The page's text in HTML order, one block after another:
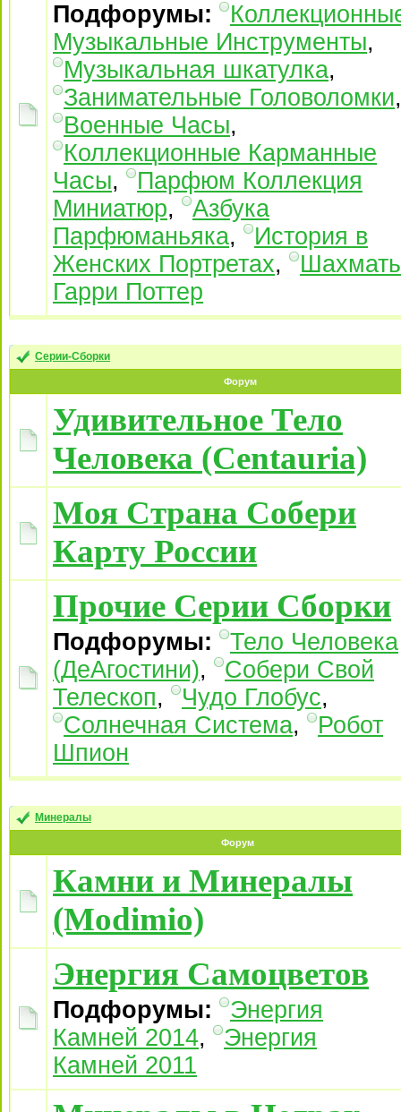
Подфорумы:
Музыкальные Инструменты,
Музыкальная шкатулка,
Занимательные Головоломки,
Военные Часы,
Коллекционные Карманные
Часы,
Парфюм Коллекция
Миниатюр,
Азбука
Парфюманьяка,
История в
Женских Портретах,
Гарри Поттер
Серии-Сборки
Форум
Удивительное Тело
Человека (Centauria)
Моя Страна Собери
Карту России
Прочие Серии Сборки
Подфорумы:
Тело Человека
(ДеАгостини),
Собери Свой
Телескоп, Чудо Глобус,
Солнечная Система,
Робот
Шпион
Минералы
Форум
Камни и Минералы
(Modimio)
Энергия Самоцветов
Подфорумы:
Энергия
Камней 2014,
Энергия
Камней 2011